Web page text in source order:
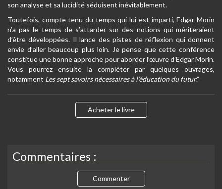
son analyse et sa lucidité séduisent inévitablement.
Toutefois, compte tenu du temps qui lui est imparti, Edgar Morin
n’a pas le temps de s’attarder sur des notions qui mériteraient
d’être développées. Il lance des pistes de réflexion qui donnent
envie d’aller beaucoup plus loin. Je pense que cette conférence
constitue une bonne approche pour aborder l’œuvre d’Edgar Morin.
Vous pourrez ensuite la compléter par quelques ouvrages,
notamment Les sept savoirs nécessaires à l’éducation du futur.”
Acheter le livre
Commentaires :
Commenter